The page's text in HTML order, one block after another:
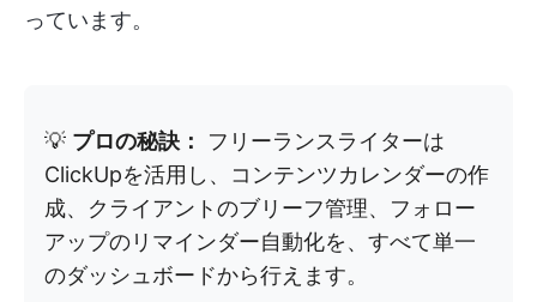
っています。
💡 プロの秘訣：
フリーランスライターは
ClickUpを活用し、コンテンツカレンダーの作
成、クライアントのブリーフ管理、フォロー
アップのリマインダー自動化を、すべて単一
のダッシュボードから行えます。